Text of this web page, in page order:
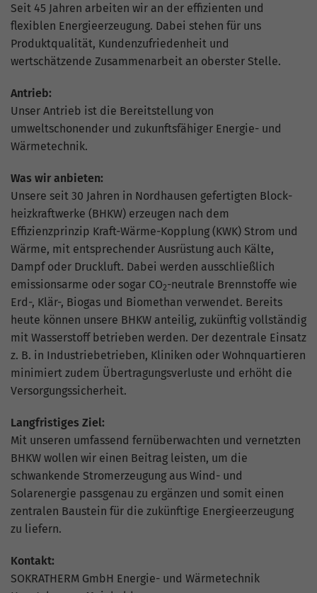
Seit 45 Jahren arbeiten wir an der effizienten und
flexiblen Energieerzeugung. Dabei stehen für uns
Produktqualität, Kundenzufriedenheit und
wertschätzende Zusammenarbeit an oberster Stelle.
Antrieb:
Unser Antrieb ist die Bereitstellung von
umweltschonender und zukunftsfähiger Energie- und
Wärmetechnik.
Was wir anbieten:
Unsere seit 30 Jahren in Nordhausen gefertigten Block­
heiz­kraft­werke (BHKW) erzeugen nach dem
Effizienzprinzip Kraft-Wärme-Kopplung (KWK) Strom und
Wärme, mit entsprechender Ausrüstung auch Kälte,
Dampf oder Druckluft. Dabei werden ausschließlich
emissionsarme oder sogar CO2-neutrale Brennstoffe wie
Erd-, Klär-, Biogas und Biomethan verwendet. Bereits
heute können unsere BHKW anteilig, zukünftig vollständig
mit Wasserstoff betrieben werden. Der dezentrale Einsatz
z. B. in Industriebetrieben, Kliniken oder Wohnquartieren
minimiert zudem Übertragungsverluste und erhöht die
Versorgungssicherheit.
Langfristiges Ziel:
Mit unseren umfassend fernüberwachten und vernetzten
BHKW wollen wir einen Beitrag leisten, um die
schwankende Stromerzeugung aus Wind- und
Solarenergie passgenau zu ergänzen und somit einen
zentralen Baustein für die zukünftige Energieerzeugung
zu liefern.
Kontakt:
SOKRATHERM GmbH Energie- und Wärmetechnik